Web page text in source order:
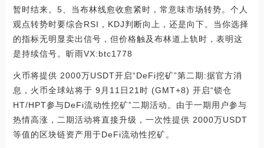
暂时结来。5、当布林线愈收愈紧时，常意味市场转势。个人
观点转势时要综合RSI，KDJ判断向上，还是向下。当你选择
的指标无明显卖出信号，但价格触及布林道上轨时，表明这
是持续信号。昕雨VX:btc1778
火币将提供 2000万USDT开启“DeFi挖矿”第二期:据官方消
息，火币全球站将于 9月11日21时 (GMT+8) 开启“锁仓
HT/HPT参与DeFi流动性挖矿”二期活动。由于一期用户参与
热情高涨，二期活动将直接升级，一次性提供 2000万USDT
等值的区块链资产用于DeFi流动性挖矿。